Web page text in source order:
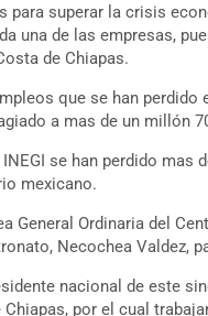
para superar la crisis
una de las empresas,
de Chiapas.
que se han
a mas de un millón
se han perdido
mexicano.
General Ordinaria del
Necochea Valdez,
nacional de este
por el cual